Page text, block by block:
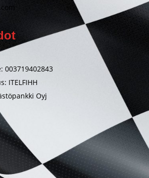
003719402843
ITELFIHH
Oyj